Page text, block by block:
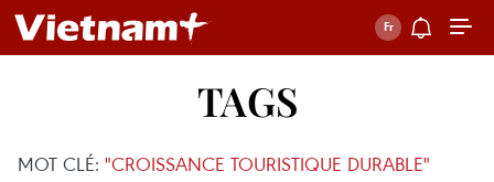
TAGS
MOT CLÉ: "CROISSANCE TOURISTIQUE DURABLE"